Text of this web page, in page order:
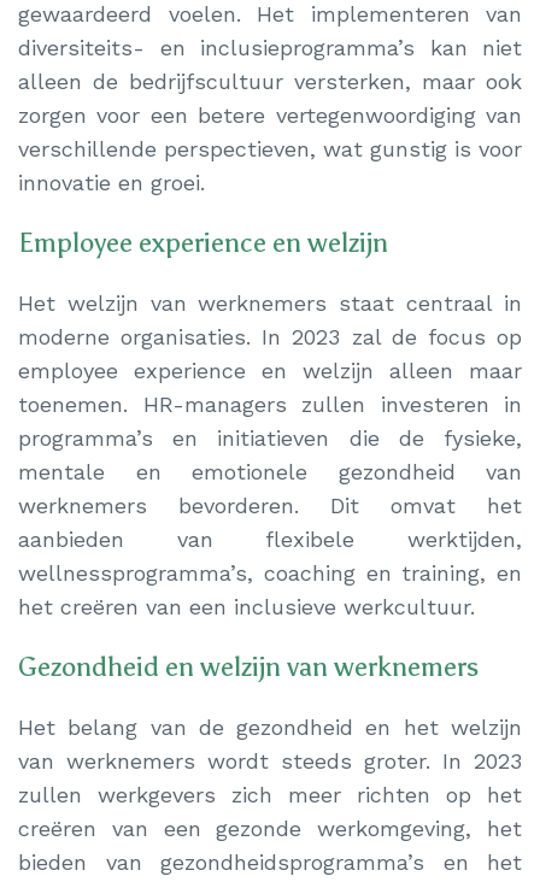
gewaardeerd voelen. Het implementeren van
diversiteits- en inclusieprogramma’s kan niet
alleen de bedrijfscultuur versterken, maar ook
zorgen voor een betere vertegenwoordiging van
verschillende perspectieven, wat gunstig is voor
innovatie en groei.
Employee experience en welzijn
Het welzijn van werknemers staat centraal in
moderne organisaties. In 2023 zal de focus op
employee experience en welzijn alleen maar
toenemen. HR-managers zullen investeren in
programma’s en initiatieven die de fysieke,
mentale en emotionele gezondheid van
werknemers bevorderen. Dit omvat het
aanbieden van flexibele werktijden,
wellnessprogramma’s, coaching en training, en
het creëren van een inclusieve werkcultuur.
Gezondheid en welzijn van werknemers
Het belang van de gezondheid en het welzijn
van werknemers wordt steeds groter. In 2023
zullen werkgevers zich meer richten op het
creëren van een gezonde werkomgeving, het
bieden van gezondheidsprogramma’s en het